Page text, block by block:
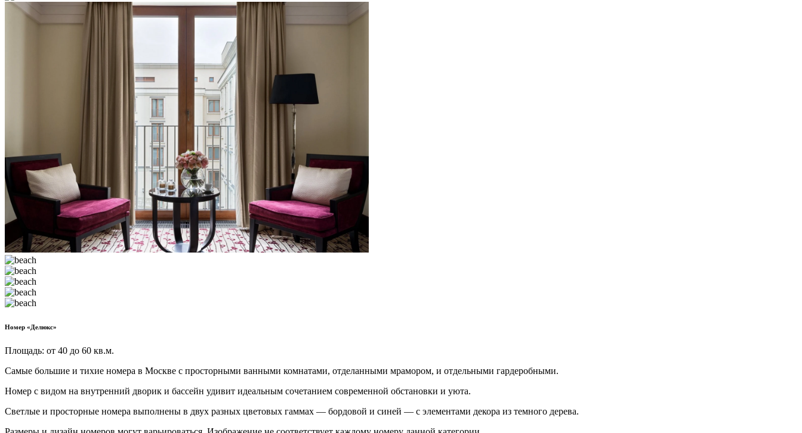
Номер «Делюкс»
Площадь: от 40 до 60 кв.м.
Самые большие и тихие номера в Москве с просторными ванными комнатами, отделанными мрамором, и отдельными гардеробными.
Номер с видом на внутренний дворик и бассейн удивит идеальным сочетанием современной обстановки и уюта.
Светлые и просторные номера выполнены в двух разных цветовых гаммах — бордовой и синей — с элементами декора из темного дерева.